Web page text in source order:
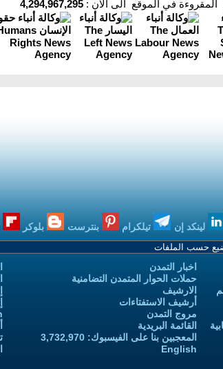
في الموقع الى الان : 4,294,967,295
لينكد إن تيلكرام بنترست بلوكر
اخبار التمدن
حملات الحوار المتمدن التضامنية
الارشيف
أرشيف الاستفتاءات
مروج التمدن
القائمة البريدية
المعجبين بنا على الفيسبوك: 3,732,970
English